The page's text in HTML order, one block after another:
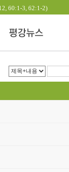
60:1-3, 62:1-2)